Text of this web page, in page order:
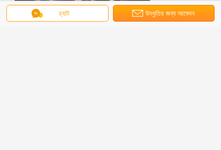
চ্যাট উদ্ধৃতির জন্য আবেদন